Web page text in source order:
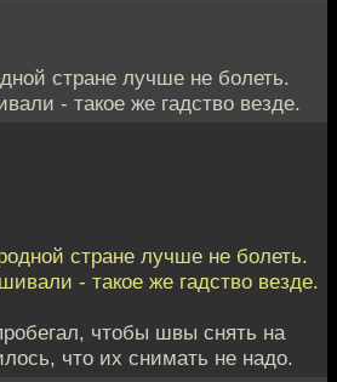
стране лучше не болеть.
- такое же гадство везде.
стране лучше не болеть.
- такое же гадство везде.
чтобы швы снять на
что их снимать не надо.